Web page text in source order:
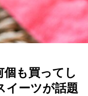
個も買ってし
イーツが話題